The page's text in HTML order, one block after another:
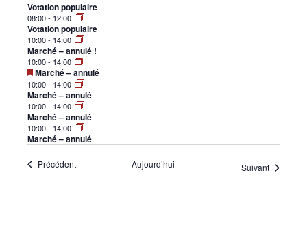
Canton
Genève
Votation populaire
08:00- 12:00
Votation populaire
10:00- 14:00
Marché – annulé !
10:00- 14:00
Mis
en
avant
Marché – annulé
10:00- 14:00
Marché – annulé
10:00- 14:00
Marché – annulé
10:00- 14:00
Marché – annulé
PrécédentÉvènements Aujourd’hui Suivant